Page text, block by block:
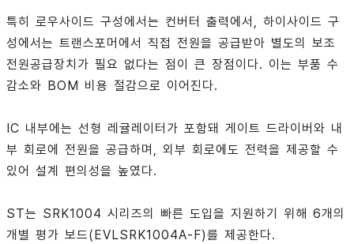
특히 로우사이드 구성에서는 컨버터 출력에서, 하이사이드 구
성에서는 트랜스포머에서 직접 전원을 공급받아 별도의 보조
전원공급장치가 필요 없다는 점이 큰 장점이다. 이는 부품 수
감소와 BOM 비용 절감으로 이어진다.
IC 내부에는 선형 레귤레이터가 포함돼 게이트 드라이버와 내
부 회로에 전원을 공급하며, 외부 회로에도 전력을 제공할 수
있어 설계 편의성을 높였다.
ST는 SRK1004 시리즈의 빠른 도입을 지원하기 위해 6개의
개별 평가 보드(EVLSRK1004A-F)를 제공한다.